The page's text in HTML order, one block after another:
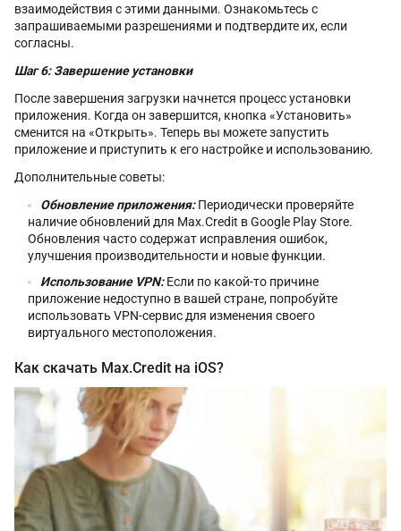
взаимодействия с этими данными. Ознакомьтесь с
запрашиваемыми разрешениями и подтвердите их, если
согласны.
Шаг 6: Завершение установки
После завершения загрузки начнется процесс установки
приложения. Когда он завершится, кнопка «Установить»
сменится на «Открыть». Теперь вы можете запустить
приложение и приступить к его настройке и использованию.
Дополнительные советы:
Обновление приложения:Периодически проверяйте
наличие обновлений для Max.Credit в Google Play Store.
Обновления часто содержат исправления ошибок,
улучшения производительности и новые функции.
Использование VPN:Если по какой-то причине
приложение недоступно в вашей стране, попробуйте
использовать VPN-сервис для изменения своего
виртуального местоположения.
Как скачать Max.Credit на iOS?